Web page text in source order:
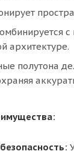
архитектуре.
полутона